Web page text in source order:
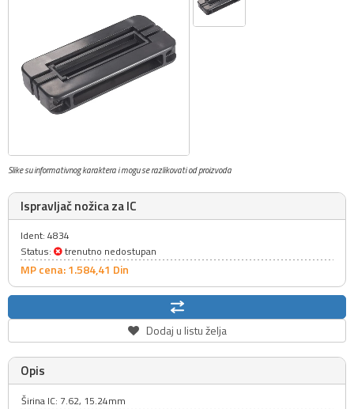
Slike su informativnog karaktera i mogu se razlikovati od proizvoda
Ispravljač nožica za IC
Ident: 4834
Status:
trenutno nedostupan
MP cena: 1.584,41 Din
Dodaj u listu želja
Opis
Širina IC: 7.62, 15.24mm